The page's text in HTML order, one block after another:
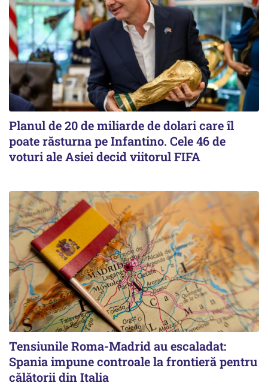
Planul de 20 de miliarde de dolari care îl
poate răsturna pe Infantino. Cele 46 de
voturi ale Asiei decid viitorul FIFA
Tensiunile Roma-Madrid au escaladat:
Spania impune controale la frontieră pentru
călătorii din Italia